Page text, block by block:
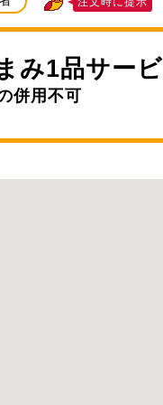
み1品サー
併用不可